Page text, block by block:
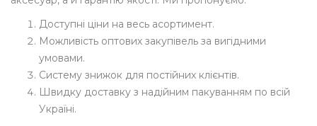
Доступні ціни на весь асортимент.
Можливість оптових закупівель за вигідними
умовами.
Систему знижок для постійних клієнтів.
Швидку доставку з надійним пакуванням по всій
Україні.